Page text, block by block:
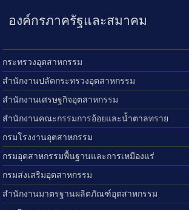
องค์กรภาครัฐและสมาคม
กระทรวงอุตสาหกรรม
สำนักงานปลัดกระทรวงอุตสาหกรรม
สำนักงานเศรษฐกิจอุตสาหกรรม
สำนักงานคณะกรรมการอ้อยและน้ำตาลทราย
กรมโรงงานอุตสาหกรรม
กรมอุตสาหกรรมพื้นฐานและการเหมืองแร่
กรมส่งเสริมอุตสาหกรรม
สำนักงานมาตรฐานผลิตภัณฑ์อุตสาหกรรม